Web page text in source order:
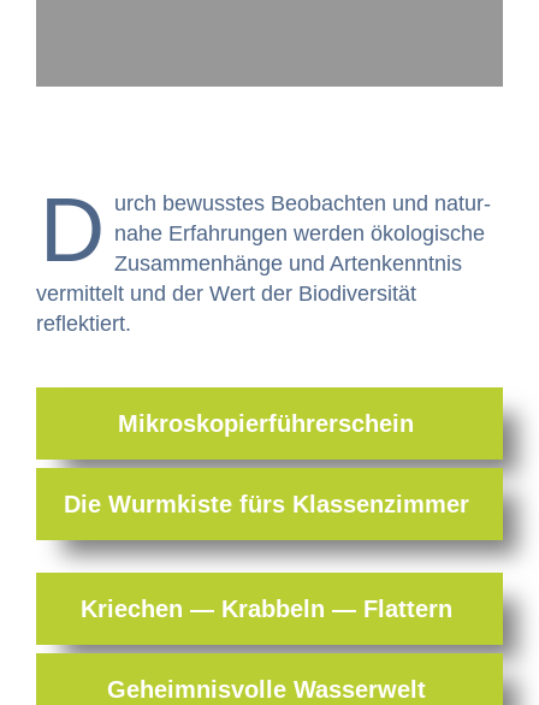
D urch bewusstes Beobacht­en und natur­
na­he Erfahrun­gen wer­den ökol­o­gis­che
Zusam­men­hänge und Artenken­nt­nis
ver­mit­telt und der Wert der Bio­di­ver­sität
reflektiert.
Mikroskopierführerschein
Die Wurmk­iste fürs Klassenzimmer
Kriechen — Krabbeln — Flattern
Geheimnisvolle Wasserwelt